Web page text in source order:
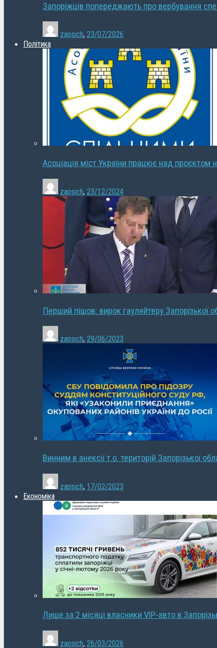
Запоріжців попереджають про вербування
zapsich, 23/07/2026
Політика
Асоціація міст України працює над проєктом
zapsich, 23/12/2024
Перший пішов: вирок гауляйтеру Запорізької
zapsich, 29/06/2023
Винним в анексії т.о. територій Запорізької
zapsich, 17/02/2023
Економіка
Лише за 2 місяці власники VIP-авто в
zapsich, 26/03/2026